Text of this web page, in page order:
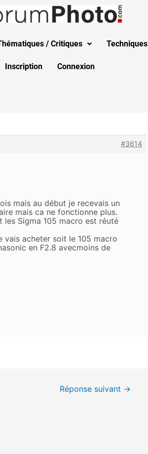
/ Critiques Techniques
Inscription Connexion
#3614
mais au début je recevais un
mais ca ne fonctionne plus.
Sigma 105 macro est réuté
vais acheter soit le 105 macro
en F2.8 avecmoins de
Réponse suivant →